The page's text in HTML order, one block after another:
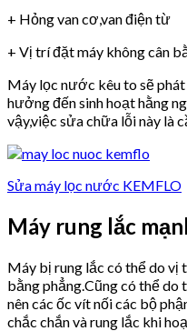
+ Hỏng van cơ,van điện từ
+ Vị trí đặt máy không cân
Máy lọc nước kêu to sẽ
hưởng đến sinh hoạt hằng
vậy,việc sửa chữa lỗi này là
Sửa máy lọc nước KEMFLO
Máy rung lắc
Máy bị rung lắc có thể do vị
bằng phẳng.Cũng có thể do
nên các ốc vít nối các bộ
chắc chắn và rung lắc khi